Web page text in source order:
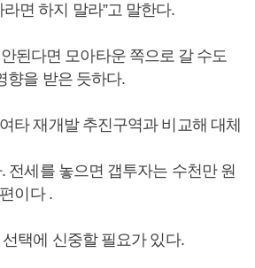
면 하지 말라”고 말한다.
된다면 모아타운 쪽으로 갈 수도
향을 받은 듯하다.
타 재개발 추진구역과 비교해 대체
전세를 놓으면 갭투자는 수천만 원
이다 .
택에 신중할 필요가 있다.